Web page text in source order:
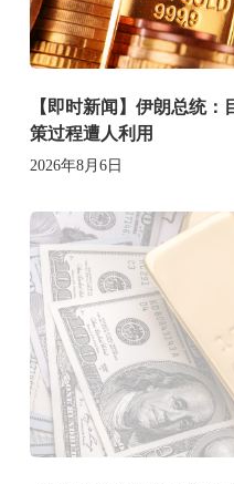
【即时新闻】伊朗总统
策过程遭人利用
2026年8月6日